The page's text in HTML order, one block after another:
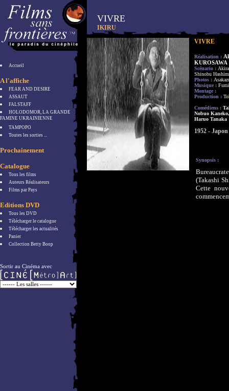
Accueil
A l'affiche
FEAR AND DESIRE
ASSAUT
FALSTAFF
HOLODOMOR, LA GRANDE
FAMINE UKRAINIENNE
TAMPOPO
Toutes les sorties ...
Prochainement
Catalogue
Tous les films
Auteurs Réalisateurs
Films par Pays
Editions DVD
Tous les DVD
Télécharger le catalogue
Télécharger les actualités
Panier
Collection Betty Boop
Sortir au Cinéma avec
VIVRE
IKIRU
VIVRE
Réalisation :
KUROSAWA
Scénario :
Shinobu
Photos :
Musique :
Montage :
Production :
Comédiens :
Nobuo
Haruo Tanaka
1952 -
Synopsis :
(Takashi
Cette